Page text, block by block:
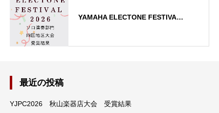
YAMAHA ELECTONE FESTIVA…
最近の投稿
YJPC2026 秋山楽器店大会 受賞結果